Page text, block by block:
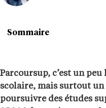
Parcoursup, c’est un
scolaire, mais surtout un
poursuivre des études
Sommaire